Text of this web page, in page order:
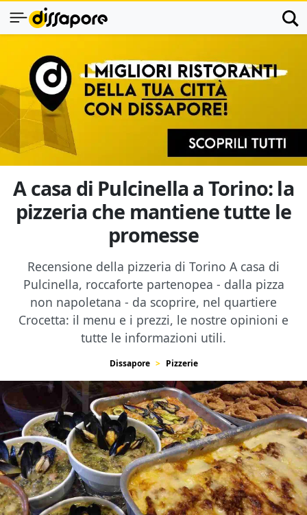
A casa di Pulcinella a Torino: la
pizzeria che mantiene tutte le
promesse
Recensione della pizzeria di Torino A casa di
Pulcinella, roccaforte partenopea - dalla pizza
non napoletana - da scoprire, nel quartiere
Crocetta: il menu e i prezzi, le nostre opinioni e
tutte le informazioni utili.
Dissapore Pizzerie